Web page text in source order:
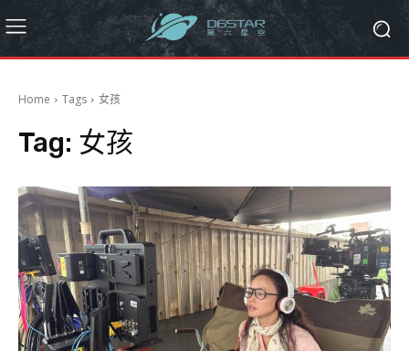
Home Tags 女孩
Tag: 女孩